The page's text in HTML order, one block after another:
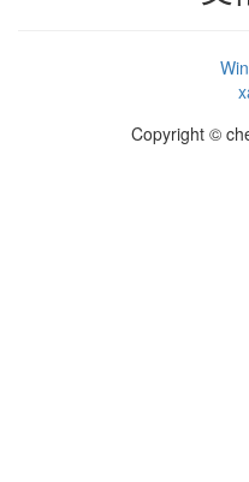
Copyright ©